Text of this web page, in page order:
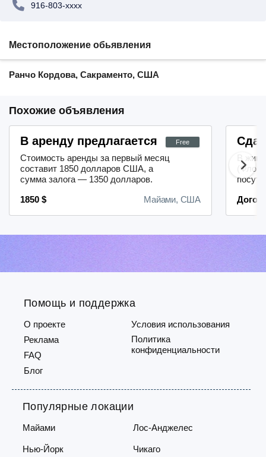
916-803-xxxx
Местоположение обьявления
Ранчо Кордова, Сакраменто, США
Похожие объявления
Free
1850 $ Майами, США
В аренду предлагается уютная
Стоимость аренды за первый месяц
составит 1850 долларов США, а
сумма залога — 1350 долларов.
всего 3200 долларов.Квартира
преимуществ:- две просторные
фута;-...
В
Популярные локации
Майами Лос-Анджелес
Нью-Йорк Чикаго
Помощь и поддержка
О проекте
Реклама
FAQ
Блог
Условия использования
Политика
конфиденциальности